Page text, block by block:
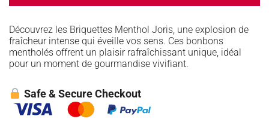
Découvrez les Briquettes Menthol Joris, une explosion de
fraîcheur intense qui éveille vos sens. Ces bonbons
mentholés offrent un plaisir rafraîchissant unique, idéal
pour un moment de gourmandise vivifiant.
Safe & Secure Checkout